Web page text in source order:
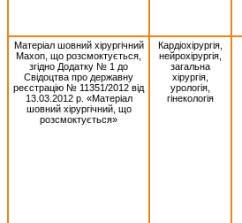
Матеріал шовний хірургічний
Махоn, що розсмоктується,
згідно Додатку № 1 до
Свідоцтва про державну
реєстрацію № 11351/2012 від
13.03.2012 р. «Матеріал
шовний хірургічний, що
розсмоктується»
Кардіохірургія,
нейрохірургія,
загальна
хірургія,
урологія,
гінекологія